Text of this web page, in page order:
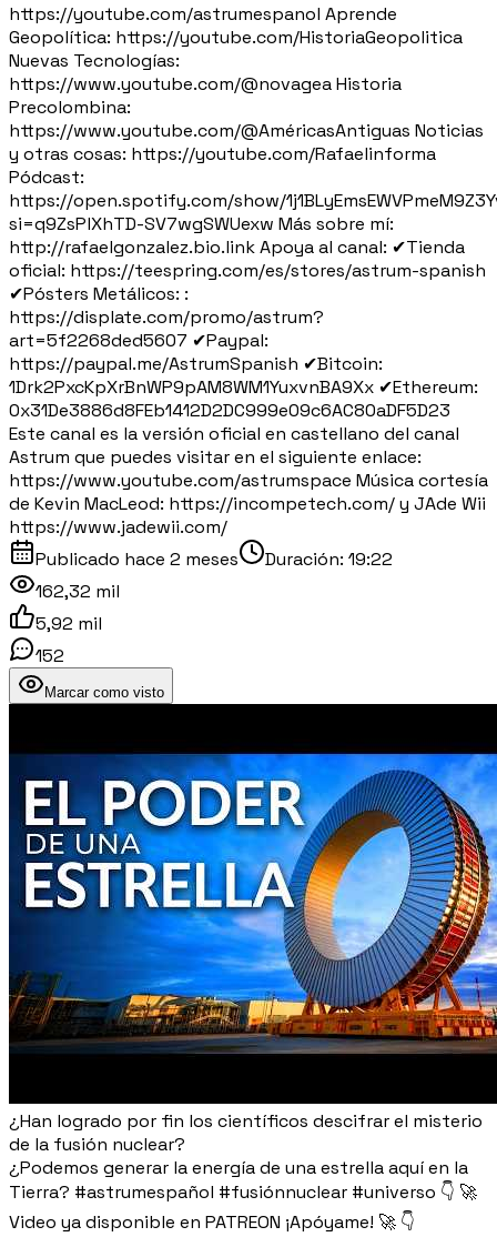
https://youtube.com/astrumespanol Aprende
Geopolítica: https://youtube.com/HistoriaGeopolitica
Nuevas Tecnologías:
https://www.youtube.com/@novagea Historia
Precolombina:
https://www.youtube.com/@AméricasAntiguas Noticias
y otras cosas: https://youtube.com/Rafaelinforma
Pódcast:
https://open.spotify.com/show/
si=q9ZsPlXhTD-SV7wgSWUexw Más sobre mí:
http://rafaelgonzalez.bio.link Apoya al canal: ✔Tienda
oficial: https://teespring.com/es/stores/astrum-spanish
✔Pósters Metálicos: :
https://displate.com/promo/astrum?
art=5f2268ded5607 ✔Paypal:
https://paypal.me/AstrumSpanish ✔Bitcoin:
1Drk2PxcKpXrBnWP9pAM8WM1YuxvnBA9Xx ✔Ethereum:
0x31De3886d8FEb1412D2DC999e09c6AC80aDF5D23
Este canal es la versión oficial en castellano del canal
Astrum que puedes visitar en el siguiente enlace:
https://www.youtube.com/astrumspace Música cortesía
de Kevin MacLeod: https://incompetech.com/ y JAde Wii
https://www.jadewii.com/
Publicado hace 2 meses Duración: 19:22
162,32 mil
5,92 mil
152
Marcar como visto
¿Han logrado por fin los científicos descifrar el misterio
de la fusión nuclear?
¿Podemos generar la energía de una estrella aquí en la
Tierra? #astrumespañol #fusiónnuclear #universo 👇 🚀
Video ya disponible en PATREON ¡Apóyame! 🚀 👇